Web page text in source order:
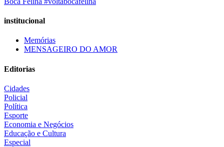
institucional
Memórias
MENSAGEIRO DO AMOR
Editorias
Cidades
Policial
Política
Esporte
Economia e Negócios
Educação e Cultura
Especial